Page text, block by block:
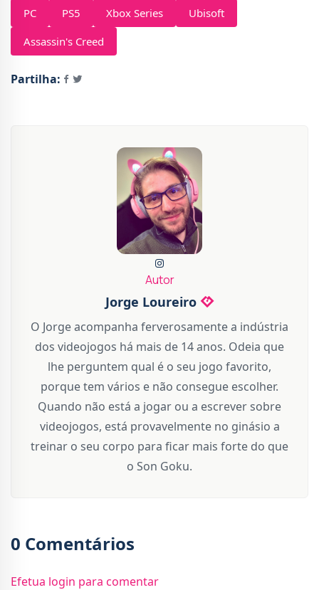
PC PS5 Xbox Series
Ubisoft
Assassin's Creed
Partilha:
Autor
Jorge Loureiro
O Jorge acompanha ferverosamente a indústria
dos videojogos há mais de 14 anos. Odeia que
lhe perguntem qual é o seu jogo favorito,
porque tem vários e não consegue escolher.
Quando não está a jogar ou a escrever sobre
videojogos, está provavelmente no ginásio a
treinar o seu corpo para ficar mais forte do que
o Son Goku.
0 Comentários
Efetua login para comentar